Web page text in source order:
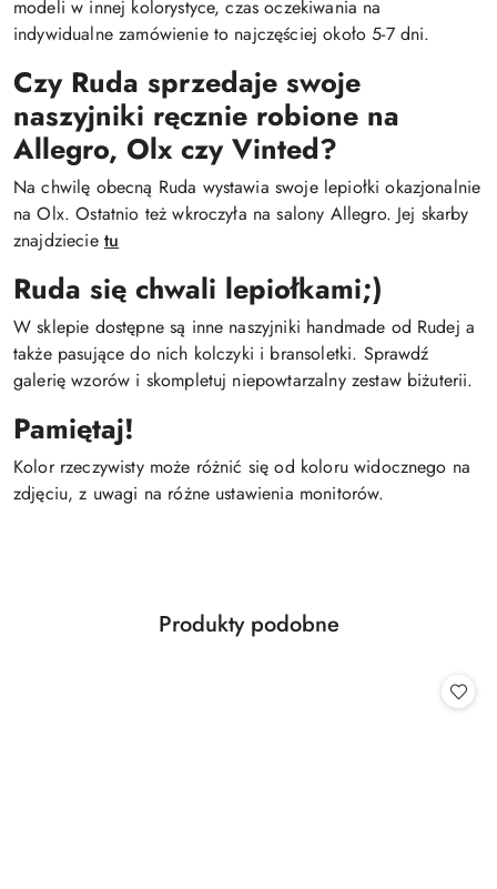
modeli w innej kolorystyce, czas oczekiwania na
indywidualne zamówienie to najczęściej około 5-7 dni.
Czy Ruda sprzedaje swoje
naszyjniki ręcznie robione na
Allegro, Olx czy Vinted?
Na chwilę obecną Ruda wystawia swoje lepiołki okazjonalnie
na Olx. Ostatnio też wkroczyła na salony Allegro. Jej skarby
znajdziecie tu
Ruda się chwali lepiołkami;)
W sklepie dostępne są inne naszyjniki handmade od Rudej a
także pasujące do nich kolczyki i bransoletki. Sprawdź
galerię wzorów i skompletuj niepowtarzalny zestaw biżuterii.
Pamiętaj!
Kolor rzeczywisty może różnić się od koloru widocznego na
zdjęciu, z uwagi na różne ustawienia monitorów.
Pomiń karuzelę produktów
Produkty
Produkty podobne